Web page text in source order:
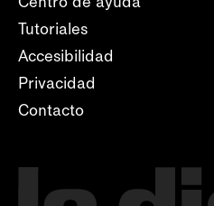
Tutoriales
Accesibilidad
Privacidad
Contacto